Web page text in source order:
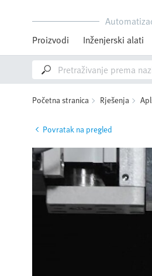
Proizvodi
Inženjerski alati
Početna stranica Rješenja
Povratak na pregled